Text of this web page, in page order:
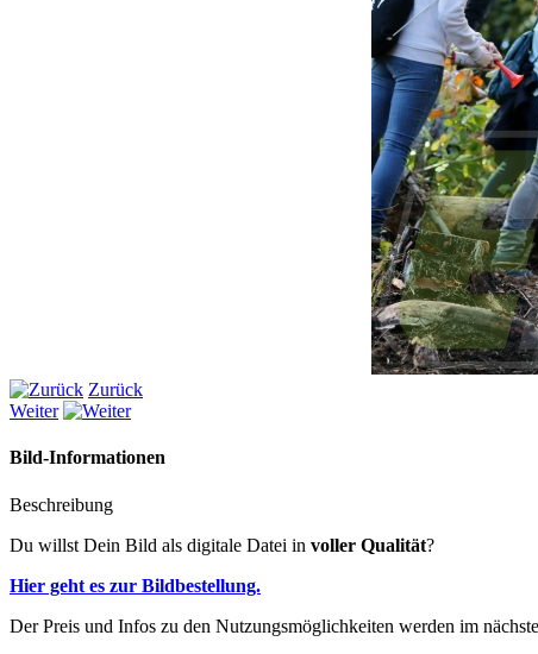
Zurück
Weiter
Bild-Informationen
Beschreibung
Du willst Dein Bild als digitale Datei in voller Qualität?
Hier geht es zur Bildbestellung.
Der Preis und Infos zu den Nutzungsmöglichkeiten werden im